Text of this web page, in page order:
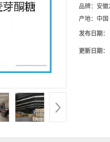
品牌： 安徽
产地： 中国
发布日期：
更新日期：